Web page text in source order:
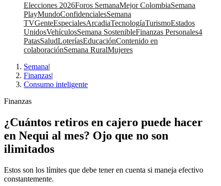
Elecciones 2026Foros SemanaMejor ColombiaSemana
PlayMundoConfidencialesSemana
TVGenteEspecialesArcadiaTecnologíaTurismoEstados
UnidosVehículosSemana SostenibleFinanzas Personales4
PatasSaludLoteríasEducaciónContenido en
colaboraciónSemana RuralMujeres
Semana|
Finanzas|
Consumo inteligente
Finanzas
¿Cuántos retiros en cajero puede hacer
en Nequi al mes? Ojo que no son
ilimitados
Estos son los límites que debe tener en cuenta si maneja efectivo
constantemente.